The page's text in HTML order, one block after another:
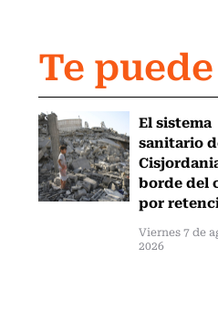
Te
El sistema
sanitario
borde del
por
Viernes 7 de
2026